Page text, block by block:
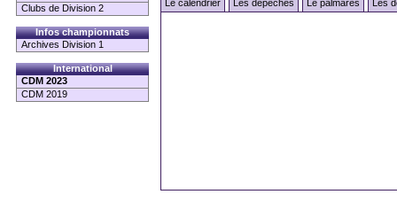
Clubs de Division 2
Infos championnats
Archives Division 1
International
CDM 2023
CDM 2019
Le calendrier Les dépêches Le palmarès Les